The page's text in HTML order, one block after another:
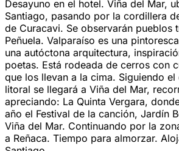
Desayuno en el hotel. Viña del Mar,
Santiago, pasando por la cordillera
de Curacavi. Se observarán pueblos
Peñuela. Valparaíso es una
una autóctona arquitectura,
poetas. Está rodeada de cerros con
que los llevan a la cima. Siguiendo
litoral se llegará a Viña del Mar,
apreciando: La Quinta Vergara,
año el Festival de la canción, Jardín
Viña del Mar. Continuando por la
a Reñaca. Tiempo para almorzar.